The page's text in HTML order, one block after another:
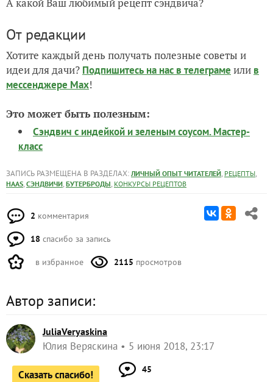
От редакции
Хотите каждый день получать полезные советы и
идеи для дачи? Подпишитесь на нас в телеграме или в
мессенджере Max!
Это может быть полезным:
Сэндвич с индейкой и зеленым соусом. Мастер-
класс
ЗАПИСЬ РАЗМЕЩЕНА В РАЗДЕЛАХ: ЛИЧНЫЙ ОПЫТ ЧИТАТЕЛЕЙ, РЕЦЕПТЫ,
HAAS, СЭНДВИЧИ, БУТЕРБРОДЫ, КОНКУРСЫ РЕЦЕПТОВ
2 комментария
18 спасибо за запись
в избранное 2115 просмотров
Автор записи:
JuliaVeryaskina
Юлия Веряскина 5 июня 2018, 23:17
Сказать спасибо! 45